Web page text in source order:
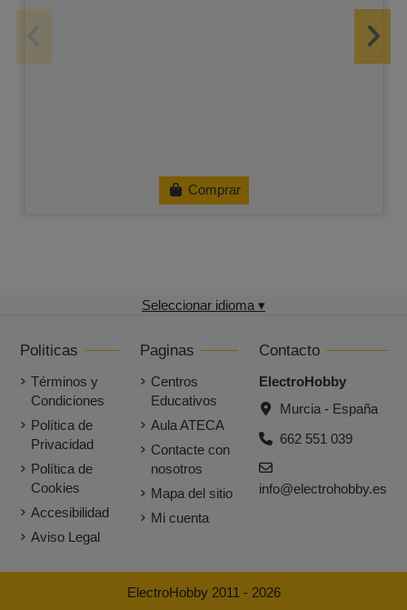
Comprar
Seleccionar idioma ▾
Politicas
Términos y
Condiciones
Política de
Privacidad
Política de
Cookies
Accesibilidad
Aviso Legal
Paginas
Centros
Educativos
Aula ATECA
Contacte con
nosotros
Mapa del sitio
Mi cuenta
Contacto
ElectroHobby
Murcia - España
662 551 039
info@electrohobby.es
ElectroHobby 2011 - 2026